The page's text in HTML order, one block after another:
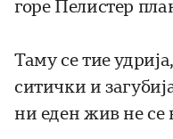
гope Пелистер
Таму се тие удрија,
ситички и
ни еден жив не се